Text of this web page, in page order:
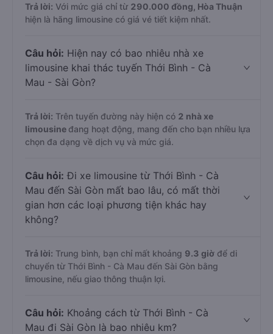
Trả lời: Với mức giá chỉ từ 290.000 đồng, Hòa Thuận
hiện là hãng limousine có giá vé tiết kiệm nhất.
Câu hỏi: Hiện nay có bao nhiêu nhà xe
limousine khai thác tuyến Thới Bình - Cà
Mau - Sài Gòn?
Trả lời: Trên tuyến đường này hiện có 2 nhà xe
limousine đang hoạt động, mang đến cho bạn nhiều lựa
chọn đa dạng về dịch vụ và mức giá.
Câu hỏi: Đi xe limousine từ Thới Bình - Cà
Mau đến Sài Gòn mất bao lâu, có mất thời
gian hơn các loại phương tiện khác hay
không?
Trả lời: Trung bình, bạn chỉ mất khoảng 9.3 giờ để di
chuyển từ Thới Bình - Cà Mau đến Sài Gòn bằng
limousine, nếu giao thông thuận lợi.
Câu hỏi: Khoảng cách từ Thới Bình - Cà
Mau đi Sài Gòn là bao nhiêu km?